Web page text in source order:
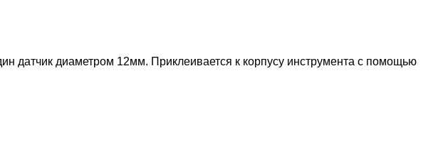
датчик диаметром 12мм. Приклеивается к корпусу инструмента с помощью